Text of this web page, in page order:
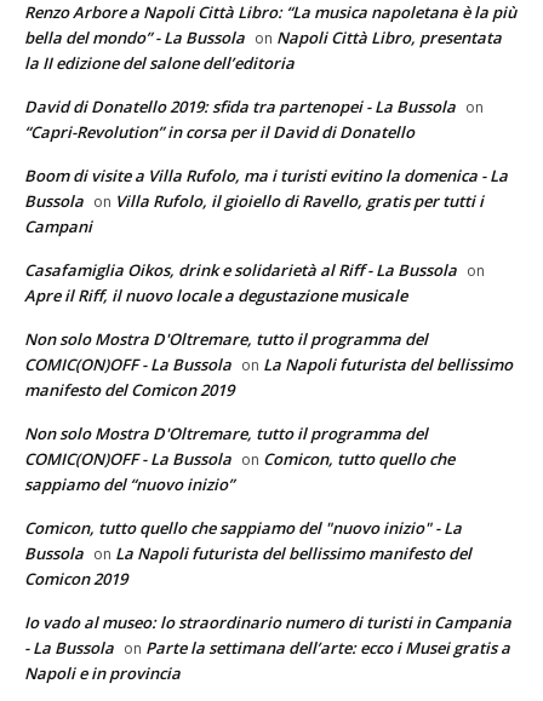
Renzo Arbore a Napoli Città Libro: “La musica napoletana è la più
bella del mondo” - La Bussola on Napoli Città Libro, presentata
la II edizione del salone dell’editoria
David di Donatello 2019: sfida tra partenopei - La Bussola on
“Capri-Revolution” in corsa per il David di Donatello
Boom di visite a Villa Rufolo, ma i turisti evitino la domenica - La
Bussola on Villa Rufolo, il gioiello di Ravello, gratis per tutti i
Campani
Casafamiglia Oikos, drink e solidarietà al Riff - La Bussola on
Apre il Riff, il nuovo locale a degustazione musicale
Non solo Mostra D'Oltremare, tutto il programma del
COMIC(ON)OFF - La Bussola on La Napoli futurista del bellissimo
manifesto del Comicon 2019
Non solo Mostra D'Oltremare, tutto il programma del
COMIC(ON)OFF - La Bussola on Comicon, tutto quello che
sappiamo del “nuovo inizio”
Comicon, tutto quello che sappiamo del "nuovo inizio" - La
Bussola on La Napoli futurista del bellissimo manifesto del
Comicon 2019
Io vado al museo: lo straordinario numero di turisti in Campania
- La Bussola on Parte la settimana dell’arte: ecco i Musei gratis a
Napoli e in provincia